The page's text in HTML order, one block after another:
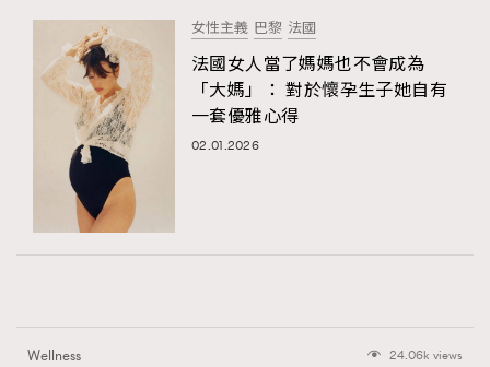
女性主義 巴黎 法國
法國女人當了媽媽也不會成為
「大媽」： 對於懷孕生子她自有
一套優雅心得
02.01.2026
Wellness 24.06k views